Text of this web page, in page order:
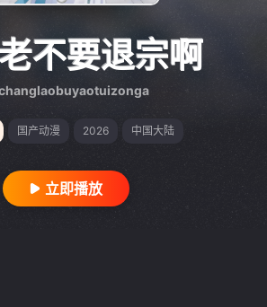
不要退宗啊
国产动漫 2026 中国大陆
立即播放